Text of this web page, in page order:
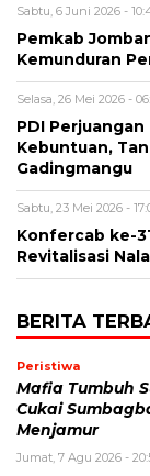
Sabtu, 6 Juni 2026 -
Pemkab
Kemunduran
Selasa, 26 Mei 2026 -
PDI
Kebuntuan,
Gadingmangu
Sabtu, 23 Mei 2026 -
Konfercab ke-
Revitalisasi
BERITA
Peristiwa
Mafia Tumbuh
Cukai
Menjamur
Jumat, 7 Agu 2026 -